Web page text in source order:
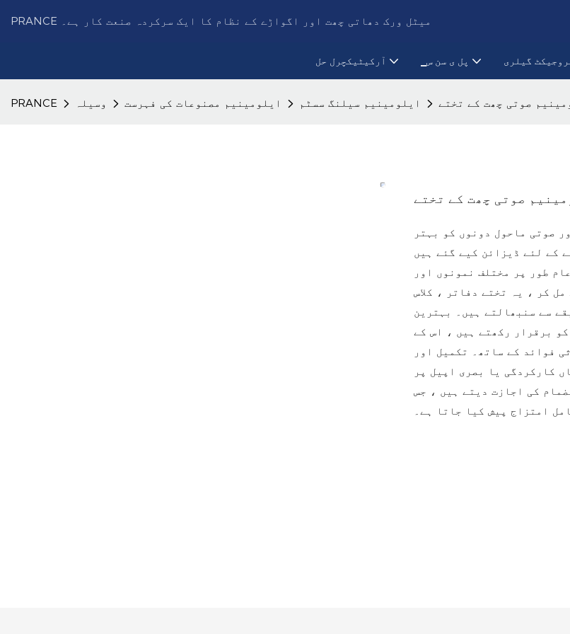
PRANCE میٹل ورک دھاتی چھت اور اگواڑے کے نظام کا ایک سرکردہ صنعت کار ہے۔
آرکیٹیکچرل حل ▁پل ی سن س گیلری
PRANCE وسیلہ ایلومینیم مصنوعات کی فہرست ایلومینیم سیلنگ سسٹم صوتی چھت کے تختے
صوتی چھت کے تختے
صوتی ماحول دونوں کو بہتر
کے لئے ڈیزائن کیے گئے ہیں
طور پر مختلف نمونوں اور
کر ، یہ تختے دفاتر ، کلاس
سے سنبھالتے ہیں۔ بہترین
برقرار رکھتے ہیں ، اس کے
فوائد کے ساتھ۔ تکمیل اور
کارکردگی یا بصری اپیل پر
کی اجازت دیتے ہیں ، جس
امتزاج پیش کیا جاتا ہے۔